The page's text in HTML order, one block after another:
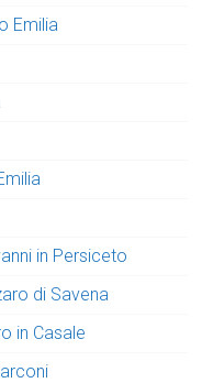
Emilia
in Persiceto
di Savena
in Casale